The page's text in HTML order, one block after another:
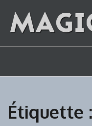
content
Étiquette :